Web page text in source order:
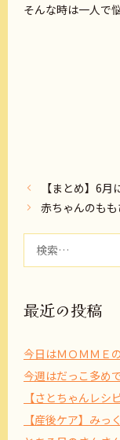
そんな時は一人で
【まとめ】6月
赤ちゃんのも
最近の投稿
今日はＭＯＭＭＥ
今週はだっこ多め
【さとちゃんレ
【産後ケア】み